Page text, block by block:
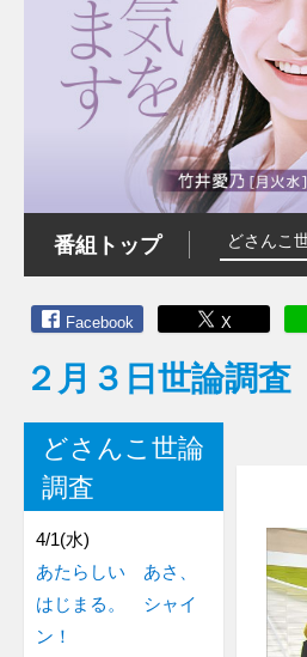
番組トップ どさんこ
Facebook X
２月３日世論調査
どさんこ世論
調査
4/1(水)
あたらしい あさ、
はじまる。 シャイ
ン！